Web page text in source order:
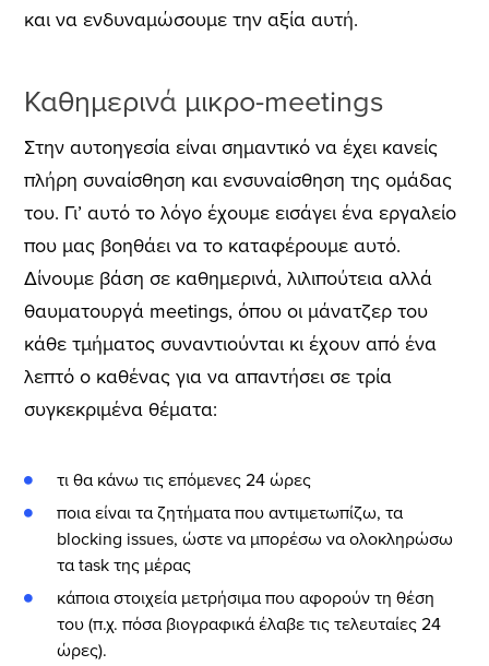
και να ενδυναμώσουμε την αξία αυτή.
Καθημερινά μικρο-meetings
Στην αυτοηγεσία είναι σημαντικό να έχει κανείς
πλήρη συναίσθηση και ενσυναίσθηση της ομάδας
του. Γι’ αυτό το λόγο έχουμε εισάγει ένα εργαλείο
που μας βοηθάει να το καταφέρουμε αυτό.
Δίνουμε βάση σε καθημερινά, λιλιπούτεια αλλά
θαυματουργά meetings, όπου οι μάνατζερ του
κάθε τμήματος συναντιούνται κι έχουν από ένα
λεπτό ο καθένας για να απαντήσει σε τρία
συγκεκριμένα θέματα:
τι θα κάνω τις επόμενες 24 ώρες
ποια είναι τα ζητήματα που αντιμετωπίζω, τα
blocking issues, ώστε να μπορέσω να ολοκληρώσω
τα task της μέρας
κάποια στοιχεία μετρήσιμα που αφορούν τη θέση
του (π.χ. πόσα βιογραφικά έλαβε τις τελευταίες 24
ώρες).